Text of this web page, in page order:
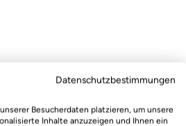
Datenschutzbestimmungen
Besucherdaten platzieren, um unsere
Inhalte anzuzeigen und Ihnen ein